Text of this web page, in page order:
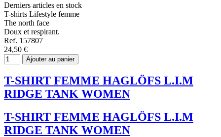
Derniers articles en stock
T-shirts Lifestyle femme
The north face
Doux et respirant.
Ref. 157807
24,50 €
Ajouter au panier
T-SHIRT FEMME HAGLÖFS L.I.M
RIDGE TANK WOMEN
T-SHIRT FEMME HAGLÖFS L.I.M
RIDGE TANK WOMEN